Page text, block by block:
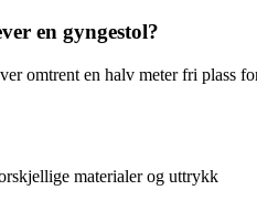
en gyngestol?
omtrent en halv meter fri plass
materialer og uttrykk